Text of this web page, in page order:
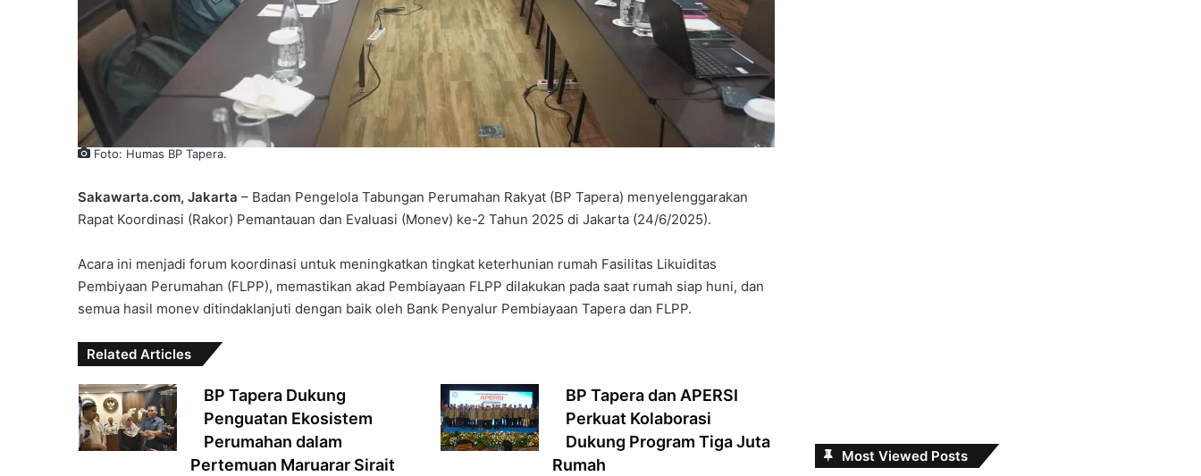
Foto: Humas BP Tapera.
Sakawarta.com, Jakarta – Badan Pengelola Tabungan Perumahan Rakyat (BP Tapera) menyelenggarakan
Rapat Koordinasi (Rakor) Pemantauan dan Evaluasi (Monev) ke-2 Tahun 2025 di Jakarta (24/6/2025).
Acara ini menjadi forum koordinasi untuk meningkatkan tingkat keterhunian rumah Fasilitas Likuiditas
Pembiyaan Perumahan (FLPP), memastikan akad Pembiayaan FLPP dilakukan pada saat rumah siap huni, dan
semua hasil monev ditindaklanjuti dengan baik oleh Bank Penyalur Pembiayaan Tapera dan FLPP.
Related Articles
‎BP Tapera Dukung
Penguatan Ekosistem
Perumahan dalam
Pertemuan Maruarar Sirait
‎BP Tapera dan APERSI
Perkuat Kolaborasi
Dukung Program Tiga Juta
Rumah‎‎
Most Viewed Posts